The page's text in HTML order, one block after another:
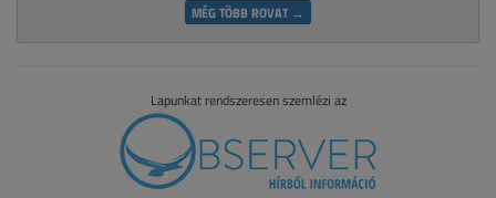
MÉG TÖBB ROVAT →
Lapunkat rendszeresen szemlézi az